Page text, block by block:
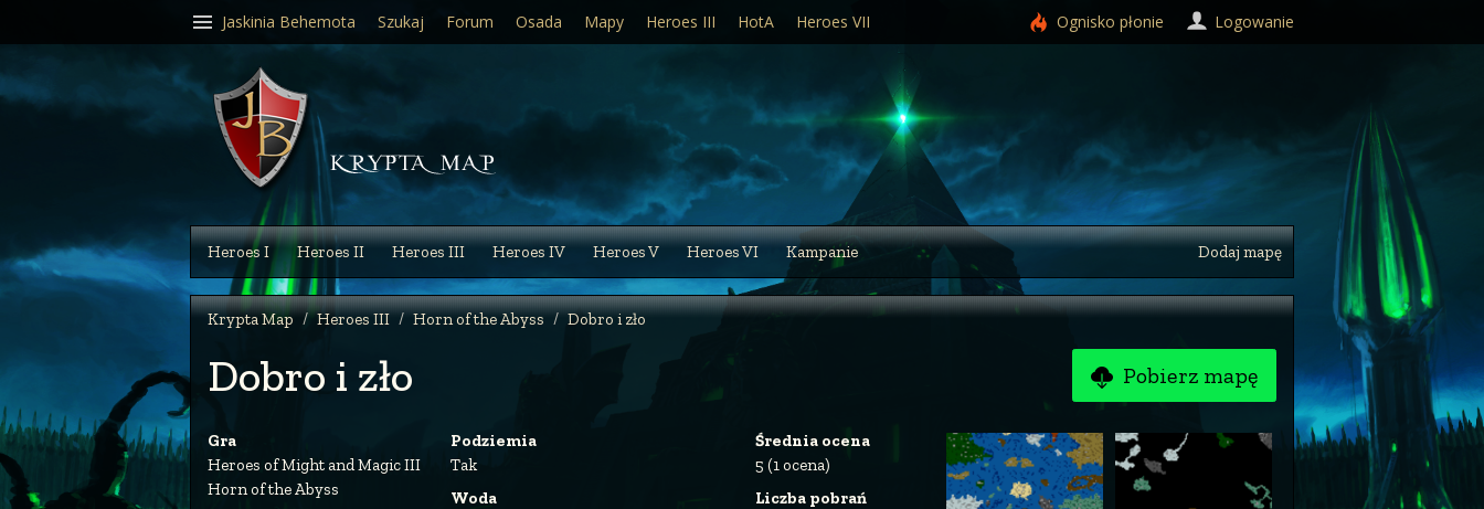
Heroes I Heroes II Heroes III Heroes IV Heroes V Heroes VI Kampanie Dodaj mapę
Krypta Map Heroes III Horn of the Abyss Dobro i zło
Dobro i zło Pobierz mapę
Gra
Heroes of Might and Magic III
Horn of the Abyss
Podziemia
Tak
Woda
Średnia ocena
5 (1 ocena)
Liczba pobrań
Jaskinia Behemota Szukaj Forum Osada Mapy Heroes III HotA Heroes VII Ognisko płonie Logowanie